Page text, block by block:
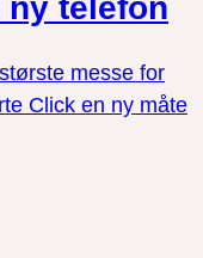
ny telefon
messe for
Click en ny måte